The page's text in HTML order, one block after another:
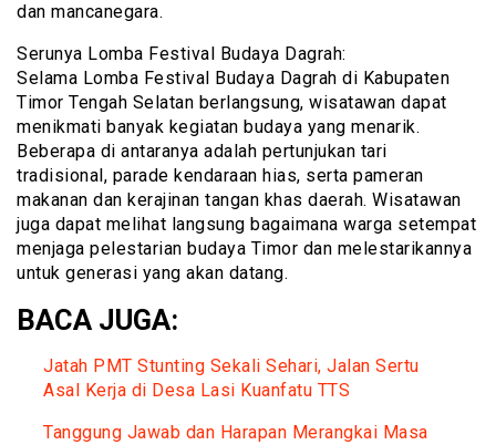
dan mancanegara.
Serunya Lomba Festival Budaya Dagrah:
Selama Lomba Festival Budaya Dagrah di Kabupaten
Timor Tengah Selatan berlangsung, wisatawan dapat
menikmati banyak kegiatan budaya yang menarik.
Beberapa di antaranya adalah pertunjukan tari
tradisional, parade kendaraan hias, serta pameran
makanan dan kerajinan tangan khas daerah. Wisatawan
juga dapat melihat langsung bagaimana warga setempat
menjaga pelestarian budaya Timor dan melestarikannya
untuk generasi yang akan datang.
BACA JUGA:
Jatah PMT Stunting Sekali Sehari, Jalan Sertu
Asal Kerja di Desa Lasi Kuanfatu TTS
Tanggung Jawab dan Harapan Merangkai Masa